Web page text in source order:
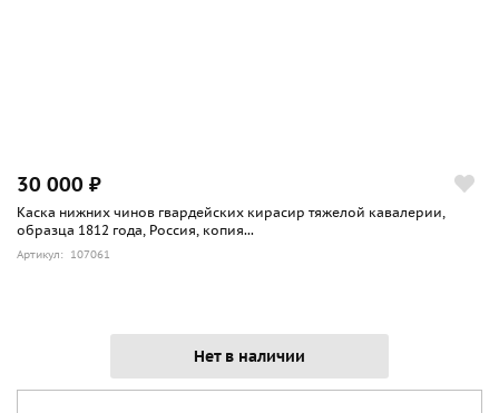
30 000 ₽
Каска нижних чинов гвардейских кирасир тяжелой кавалерии,
образца 1812 года, Россия, копия...
Артикул: 107061
Нет в наличии